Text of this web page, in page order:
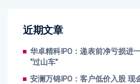
近期文章
华卓精科IPO：递表前净亏损进
“过山车”
安澜万锦IPO：客户低价入股 现